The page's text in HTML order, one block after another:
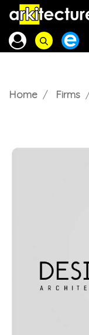
Home Firms